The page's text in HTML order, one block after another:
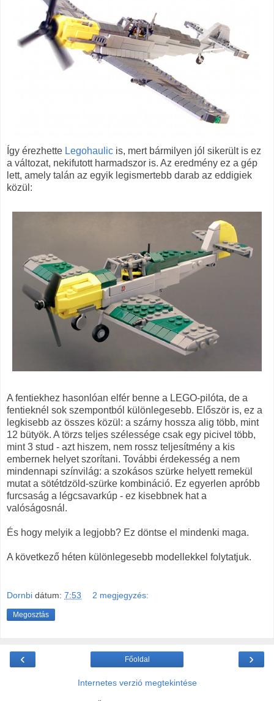
Így érezhette Legohaulic is, mert bármilyen jól sikerült is ez
a változat, nekifutott harmadszor is. Az eredmény ez a gép
lett, amely talán az egyik legismertebb darab az eddigiek
közül:
A fentiekhez hasonlóan elfér benne a LEGO-pilóta, de a
fentieknél sok szempontból különlegesebb. Először is, ez a
legkisebb az összes közül: a szárny hossza alig több, mint
12 bütyök. A törzs teljes szélessége csak egy picivel több,
mint 3 stud - azt hiszem, nem rossz teljesítmény a kis
embernek helyet szorítani. További érdekesség a nem
mindennapi színvilág: a szokásos szürke helyett remekül
mutat a sötétdzöld-szürke kombináció. Ez egyerlen apróbb
furcsaság a légcsavarkúp - ez kisebbnek hat a
valóságosnál.
És hogy melyik a legjobb? Ez döntse el mindenki maga.
A következő héten különlegesebb modellekkel folytatjuk.
Dornbi dátum: 7:53 2 megjegyzés:
Megosztás
‹ ›
Főoldal
Internetes verzió megtekintése